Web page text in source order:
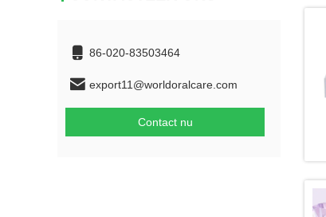
86-020-83503464
export11@worldoralcare.com
Contact nu